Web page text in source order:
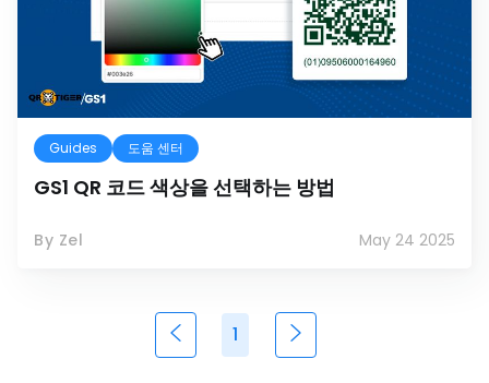
Guides 도움 센터
GS1 QR 코드 색상을 선택하는 방법
By Zel May 24 2025
1